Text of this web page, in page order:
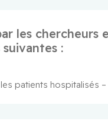
les chercheurs
:
patients hospitalisés –